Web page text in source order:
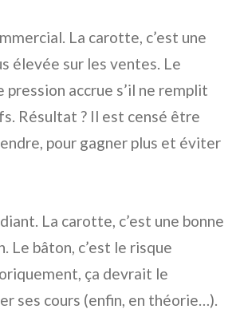
La carotte, c’est une
élevée sur les ventes. Le
pression accrue s’il ne remplit
Résultat ? Il est censé être
pour gagner plus et éviter
La carotte, c’est une bonne
Le bâton, c’est le risque
ça devrait le
ses cours (enfin, en théorie…).